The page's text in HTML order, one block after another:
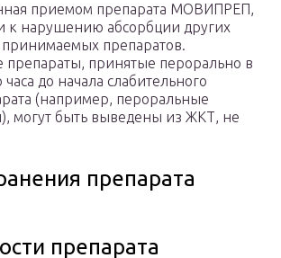
приемом препарата МОВИПРЕП,
к нарушению абсорбции других
препаратов.
препараты, принятые перорально в
до начала слабительного
(например, пероральные
могут быть выведены из ЖКТ, не
препарата
препарата